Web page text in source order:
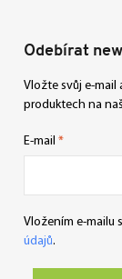
Odebírat
Vložte svůj e-mail
produktech na
E-mail
Vložením e-mailu
údajů.